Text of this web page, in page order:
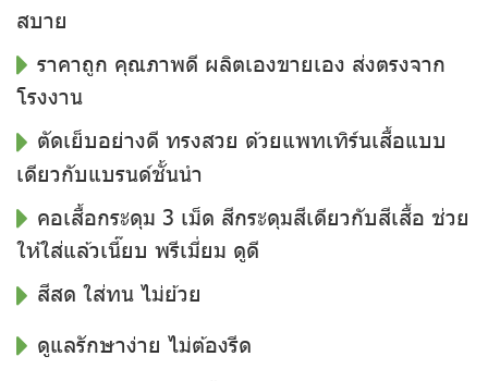
สบาย
ราคาถูก คุณภาพดี ผลิตเองขายเอง ส่งตรงจาก
โรงงาน
ตัดเย็บอย่างดี ทรงสวย ด้วยแพทเทิร์นเสื้อแบบ
เดียวกับแบรนด์ชั้นนำ
คอเสื้อกระดุม 3 เม็ด สีกระดุมสีเดียวกับสีเสื้อ ช่วย
ให้ใส่แล้วเนี๊ยบ พรีเมี่ยม ดูดี
สีสด ใส่ทน ไม่ย้วย
ดูแลรักษาง่าย ไม่ต้องรีด